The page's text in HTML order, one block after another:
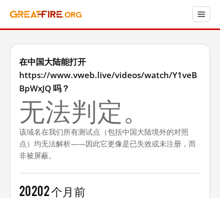
在中国大陆能打开
https://www.vweb.live/videos/watch/Y1veB
BpWxJQ 吗？
无法判定。
该域名在我们所有测试点（包括中国大陆境外的对照
点）均无法解析——因此它更像是已失效或未注册，而
非被屏蔽。
20202 个月前